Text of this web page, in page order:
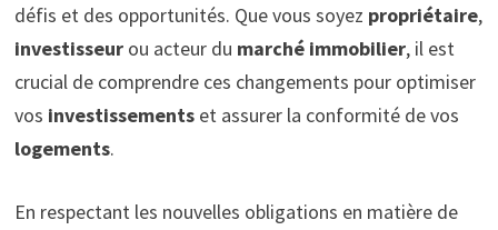
défis et des opportunités. Que vous soyez propriétaire,
investisseurou acteur du marché immobilier, il est
crucial de comprendre ces changements pour optimiser
vos investissementset assurer la conformité de vos
logements.
En respectant les nouvelles obligations en matière de